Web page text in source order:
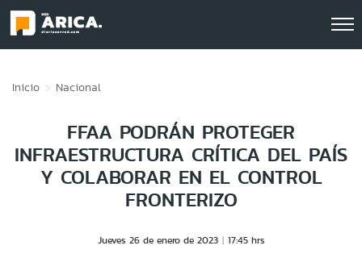
Inicio Nacional
FFAA PODRÁN PROTEGER
INFRAESTRUCTURA CRÍTICA DEL PAÍS
Y COLABORAR EN EL CONTROL
FRONTERIZO
Jueves 26 de enero de 2023 17:45 hrs